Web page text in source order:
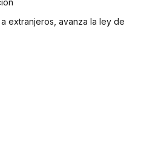
extranjeros, avanza la ley de